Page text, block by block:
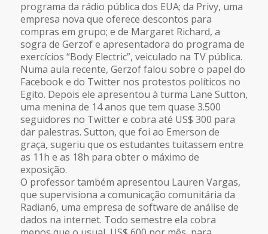
programa da rádio pública dos EUA; da Privy, uma
empresa nova que oferece descontos para
compras em grupo; e de Margaret Richard, a
sogra de Gerzof e apresentadora do programa de
exercícios “Body Electric”, veiculado na TV pública.
Numa aula recente, Gerzof falou sobre o papel do
Facebook e do Twitter nos protestos políticos no
Egito. Depois ele apresentou à turma Lane Sutton,
uma menina de 14 anos que tem quase 3.500
seguidores no Twitter e cobra até US$ 300 para
dar palestras. Sutton, que foi ao Emerson de
graça, sugeriu que os estudantes tuitassem entre
as 11h e as 18h para obter o máximo de
exposição.
O professor também apresentou Lauren Vargas,
que supervisiona a comunicação comunitária da
Radian6, uma empresa de software de análise de
dados na internet. Todo semestre ela cobra